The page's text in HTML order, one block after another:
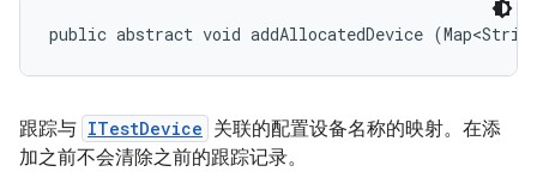
public abstract void addAllocatedDevice
跟踪与 ITestDevice 关联的配置设备名称的映射。在添
加之前不会清除之前的跟踪记录。